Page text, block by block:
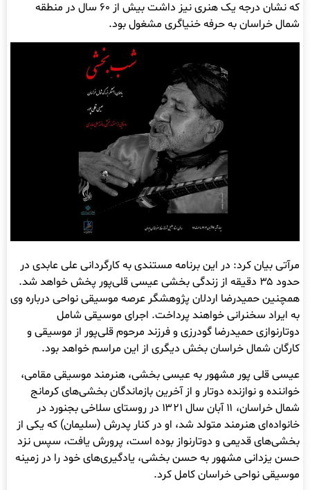
که نشان درجه یک هنری نیز داشت بیش از ۶۰ سال در منطقه
شمال خراسان به حرفه خنیاگری مشغول بود.
مرآتی بیان کرد: در این برنامه مستندی به کارگردانی علی عابدی در
حدود ۳۵ دقیقه از زندگی بخشی عیسی قلی‌پور پخش خواهد شد.
همچنین حمیدرضا اردلان پژوهشگر عرصه موسیقی نواحی درباره وی
به ایراد سخنرانی خواهند پرداخت. اجرای موسیقی شامل
دوتارنوازی حمیدرضا گودرزی و فرزند مرحوم قلی‌پور از موسیقی و
کارگان شمال خراسان بخش دیگری از این مراسم خواهد بود.
عیسی قلی پور مشهور به عیسی بخشی، هنرمند موسیقی مقامی،
خواننده و نوازنده‌ دوتار و از آخرین بازماندگان بخشی‌های کرمانج
شمال خراسان، ۱۱ آبان سال ۱۳۲۱ در روستای سلاخی بجنورد در
خانواده‌ای هنرمند متولد شد، او در کنار پدرش (سلیمان) که یکی از
بخشی‌های قدیمی و دوتارنواز بوده است، پرورش یافت، سپس نزد
حسن یزدانی مشهور به حسن بخشی، یادگیری‌های خود را در زمینه
موسیقی نواحی خراسان کامل کرد.